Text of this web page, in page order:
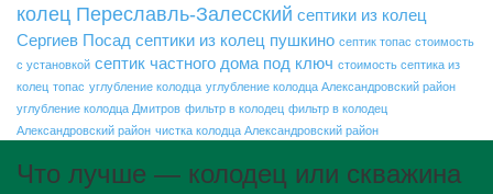
колец Переславль-Залесский септики из колец
Сергиев Посад септики из колец пушкино септик топас стоимость
с установкой септик частного дома под ключ стоимость септика из
колец топас углубление колодца углубление колодца Александровский район
углубление колодца Дмитров фильтр в колодец фильтр в колодец
Александровский район чистка колодца Александровский район
Что лучше — колодец или скважина